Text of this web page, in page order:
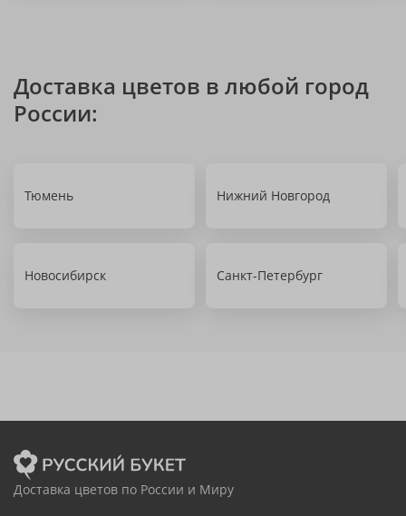
Доставка цветов в любой город
России:
Тюмень Нижний Новгород
Новосибирск Санкт-Петербург
Доставка цветов по России и Миру